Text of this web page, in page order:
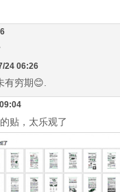
24 06:26
有穷期😊.
贴，太乐观了